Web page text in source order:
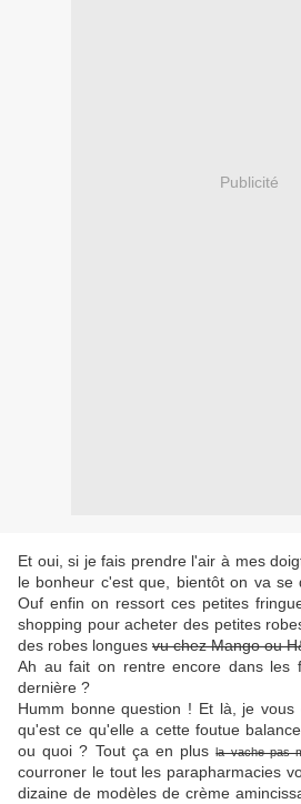
Publicité
Et oui, si je fais prendre l'air à mes
le bonheur c'est que, bientôt on va se
Ouf enfin on ressort ces petites
shopping pour acheter des petites
des robes longues vu chez Mango ou
Ah au fait on rentre encore dans les
dernière ?
Humm bonne question ! Et là, je
qu'est ce qu'elle a cette foutue
ou quoi ? Tout ça en plusla vache pas
courroner le tout les parapharmacies
dizaine de modèles de crème